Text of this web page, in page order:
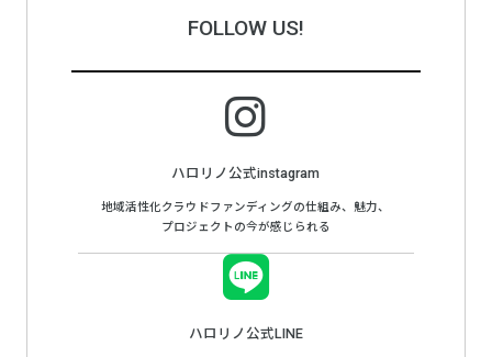
FOLLOW US!
ハロリノ公式instagram
地域活性化クラウドファンディングの仕組み、魅力、
プロジェクトの今が感じられる
ハロリノ公式LINE